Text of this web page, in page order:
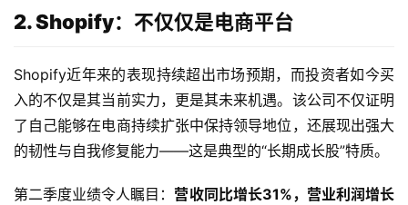
2. Shopify：不仅仅是电商平台
Shopify近年来的表现持续超出市场预期，而投资者如今买
入的不仅是其当前实力，更是其未来机遇。该公司不仅证明
了自己能够在电商持续扩张中保持领导地位，还展现出强大
的韧性与自我修复能力——这是典型的“长期成长股”特质。
第二季度业绩令人瞩目：营收同比增长31%，营业利润增长